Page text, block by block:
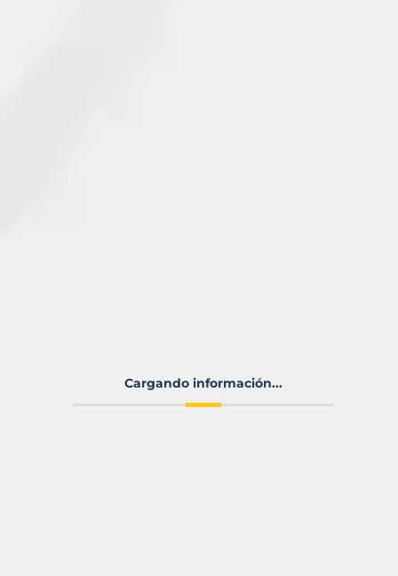
Cargando información...